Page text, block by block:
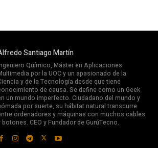
Santiago Martín
Químico, Máster en Aplicaciones
por la UOC y un apasionado de la
y de la Tecnología desde que tiene
de causa. Se define como un Geek
un mundo imperfecto. Ciudadano del mundo y
por suerte, su hábitat natural transcurre
ordenadores y máquinas con muchos cables
botones. CEO y Fundador de GurúTecno.